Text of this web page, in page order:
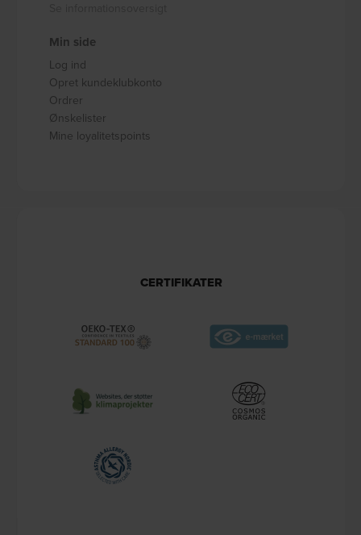
Min side
Log ind
Opret kundeklubkonto
Ordrer
Ønskelister
Mine loyalitetspoints
CERTIFIKATER